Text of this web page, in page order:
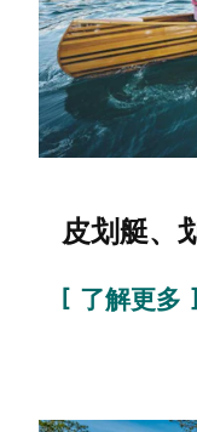
皮划艇、
了解更多